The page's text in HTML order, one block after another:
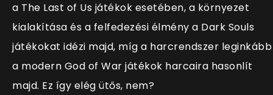
a The Last of Us játékok esetében, a környezet
kialakítása és a felfedezési élmény a Dark Souls
játékokat idézi majd, míg a harcrendszer leginkább
a modern God of War játékok harcaira hasonlít
majd. Ez így elég ütős, nem?